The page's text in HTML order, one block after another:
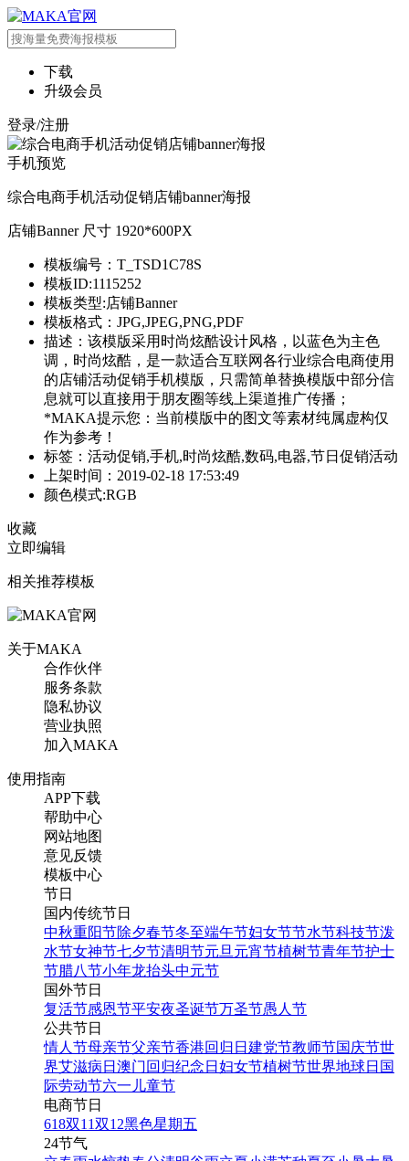
下载
升级会员
登录/注册
手机预览
综合电商手机活动促销店铺banner海报
店铺Banner 尺寸 1920*600PX
模板编号：T_TSD1C78S
模板ID:1115252
模板类型:店铺Banner
模板格式：JPG,JPEG,PNG,PDF
描述：该模版采用时尚炫酷设计风格，以蓝色为主色
调，时尚炫酷，是一款适合互联网各行业综合电商使用
的店铺活动促销手机模版，只需简单替换模版中部分信
息就可以直接用于朋友圈等线上渠道推广传播；
*MAKA提示您：当前模版中的图文等素材纯属虚构仅
作为参考！
标签：活动促销,手机,时尚炫酷,数码,电器,节日促销活动
上架时间：2019-02-18 17:53:49
颜色模式:RGB
收藏
立即编辑
相关推荐模板
关于MAKA
合作伙伴
服务条款
隐私协议
营业执照
加入MAKA
使用指南
APP下载
帮助中心
网站地图
意见反馈
模板中心
节日
国内传统节日
中秋重阳节除夕春节冬至端午节妇女节节水节科技节泼
水节女神节七夕节清明节元旦 元宵节植树节青年节护士
节腊八节小年龙抬头中元节
国外节日
复活节感恩节平安夜圣诞节万圣节愚人节
公共节日
情人节母亲节父亲节香港回归日 建党节教师节国庆节世
界艾滋病日 澳门回归纪念日 妇女节植树节世界地球日 国
际劳动节六一儿童节
电商节日
618双11双12黑色星期五
24节气